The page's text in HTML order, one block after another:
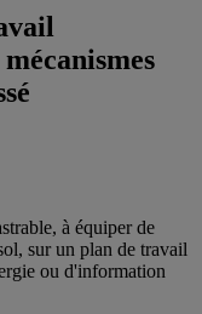
à équiper de
sur un plan de travail
ou d'information